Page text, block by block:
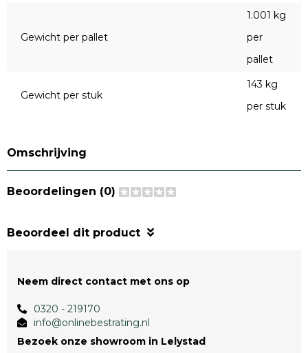
Gewicht per pallet
1.001 kg
per
pallet
Gewicht per stuk
143 kg
per stuk
Omschrijving
Beoordelingen (0)
Beoordeel dit product
Neem direct contact met ons op
0320 - 219170
info@onlinebestrating.nl
Bezoek onze showroom in Lelystad